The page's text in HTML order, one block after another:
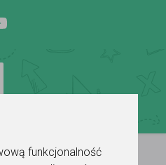
funkcjonalność